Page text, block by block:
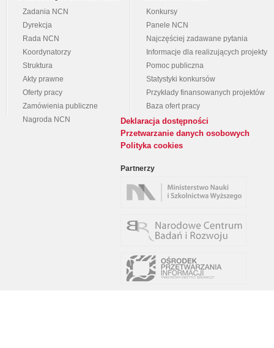
Zadania NCN
Dyrekcja
Rada NCN
Koordynatorzy
Struktura
Akty prawne
Oferty pracy
Zamówienia publiczne
Nagroda NCN
Konkursy
Panele NCN
Najczęściej zadawane pytania
Informacje dla realizujących projekty
Pomoc publiczna
Statystyki konkursów
Przykłady finansowanych projektów
Baza ofert pracy
Deklaracja dostępności
Przetwarzanie danych osobowych
Polityka cookies
Partnerzy